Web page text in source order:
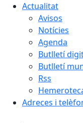
Actualitat
Avisos
Notícies
Agenda
Butlletí
Butlletí
Rss
Adreces i